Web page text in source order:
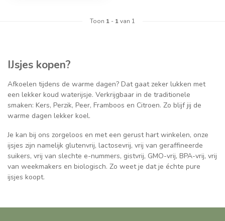
Toon 1 - 1van 1
IJsjes kopen?
Afkoelen tijdens de warme dagen? Dat gaat zeker lukken met
een lekker koud waterijsje. Verkrijgbaar in de traditionele
smaken: Kers, Perzik, Peer, Framboos en Citroen. Zo blijf jij de
warme dagen lekker koel.
Je kan bij ons zorgeloos en met een gerust hart winkelen, onze
ijsjes zijn namelijk glutenvrij, lactosevrij, vrij van geraffineerde
suikers, vrij van slechte e-nummers, gistvrij, GMO-vrij, BPA-vrij, vrij
van weekmakers en biologisch. Zo weet je dat je échte pure
ijsjes koopt.